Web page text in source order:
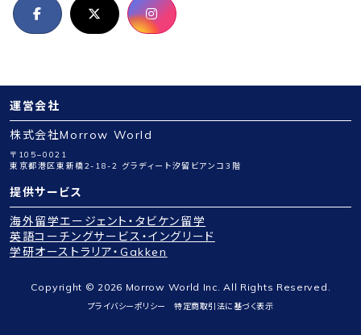
運営会社
株式会社Morrow World
〒105−0021
東京都港区東新橋2-18-2 グラディート汐留ビアンコ3階
提供サービス
海外留学エージェント・タビケン留学
英語コーチングサービス・イングリード
学研オーストラリア・Gakken
Copyright © 2026 Morrow World Inc. All Rights Reserved.
プライバシーポリシー 特定商取引法に基づく表示